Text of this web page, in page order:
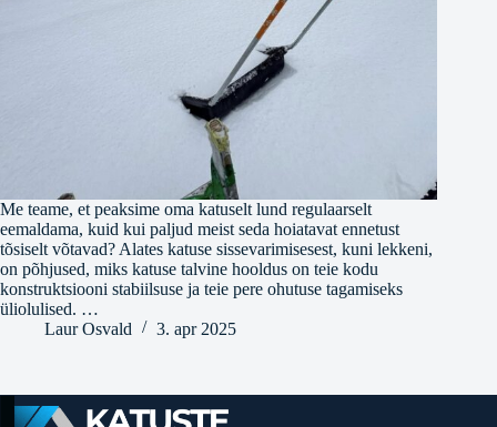
Me teame, et peaksime oma katuselt lund regulaarselt
eemaldama, kuid kui paljud meist seda hoiatavat ennetust
tõsiselt võtavad? Alates katuse sissevarimisesest, kuni lekkeni,
on põhjused, miks katuse talvine hooldus on teie kodu
konstruktsiooni stabiilsuse ja teie pere ohutuse tagamiseks
üliolulised. …
Laur Osvald
3. apr 2025